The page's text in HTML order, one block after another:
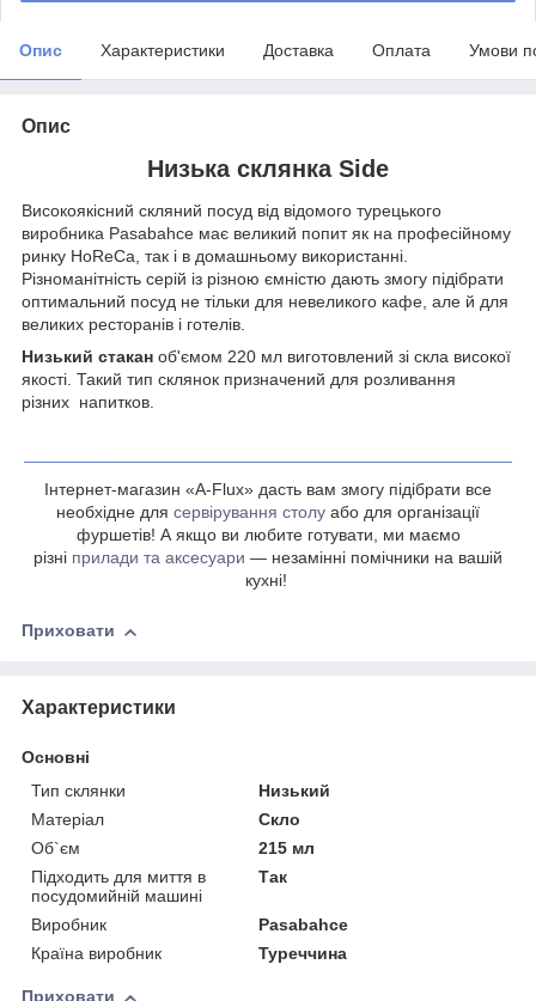
Опис Характеристики Доставка Оплата Умови
Опис
Низька склянка Side
Високоякісний скляний посуд від відомого турецького
виробника Pasabahce має великий попит як на професійному
ринку HoReCa, так і в домашньому використанні.
Різноманітність серій із різною ємністю дають змогу підібрати
оптимальний посуд не тільки для невеликого кафе, але й для
великих ресторанів і готелів.
Низький стакан об'ємом 220 мл виготовлений зі скла високої
якості. Такий тип склянок призначений для розливання
різних напитков.
Інтернет-магазин «A-Flux» дасть вам змогу підібрати все
необхідне для сервірування столу або для організації
фуршетів! А якщо ви любите готувати, ми маємо
різні прилади та аксесуари — незамінні помічники на вашій
кухні!
Приховати
Характеристики
Основні
Тип склянки
Низький
Матеріал
Скло
Об`єм
215 мл
Підходить для миття в
посудомийній машині
Так
Виробник
Pasabahce
Країна виробник
Туреччина
Приховати